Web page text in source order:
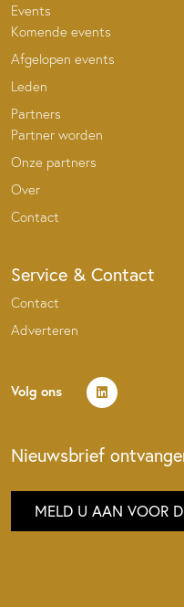
Events
Komende events
Afgelopen events
Leden
Partners
Partner worden
Onze partners
Over
Contact
Service & Contact
Contact
Adverteren
Volg ons
Nieuwsbrief
MELD U AAN VOOR